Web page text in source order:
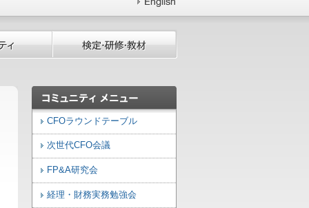
CFOラウンドテーブル
次世代CFO会議
FP&A研究会
経理・財務実務勉強会